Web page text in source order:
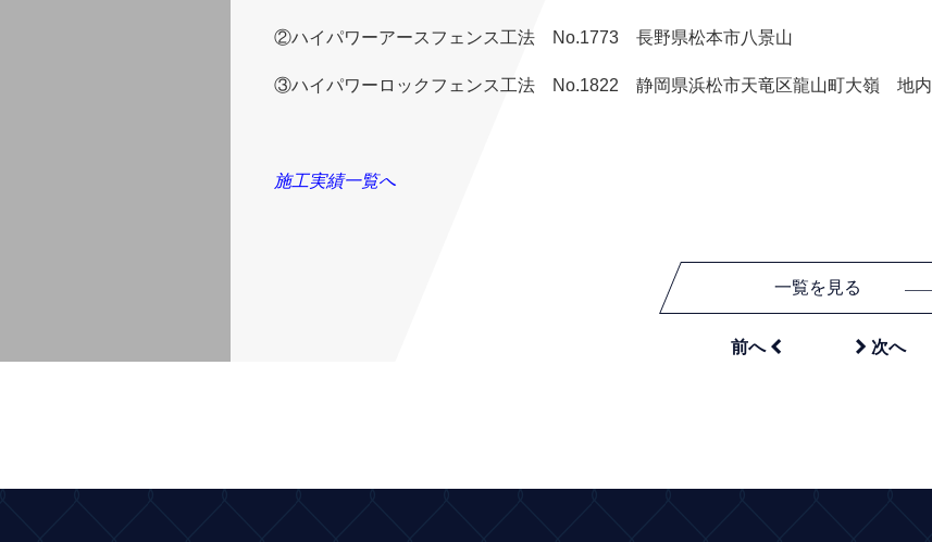
②ハイパワーアースフェンス工法 No.1773 長野県松本市八景山
③ハイパワーロックフェンス工法 No.1822 静岡県浜松市天竜区龍山町大嶺 地内
施工実績一覧へ
一覧を見る
前へ   次へ